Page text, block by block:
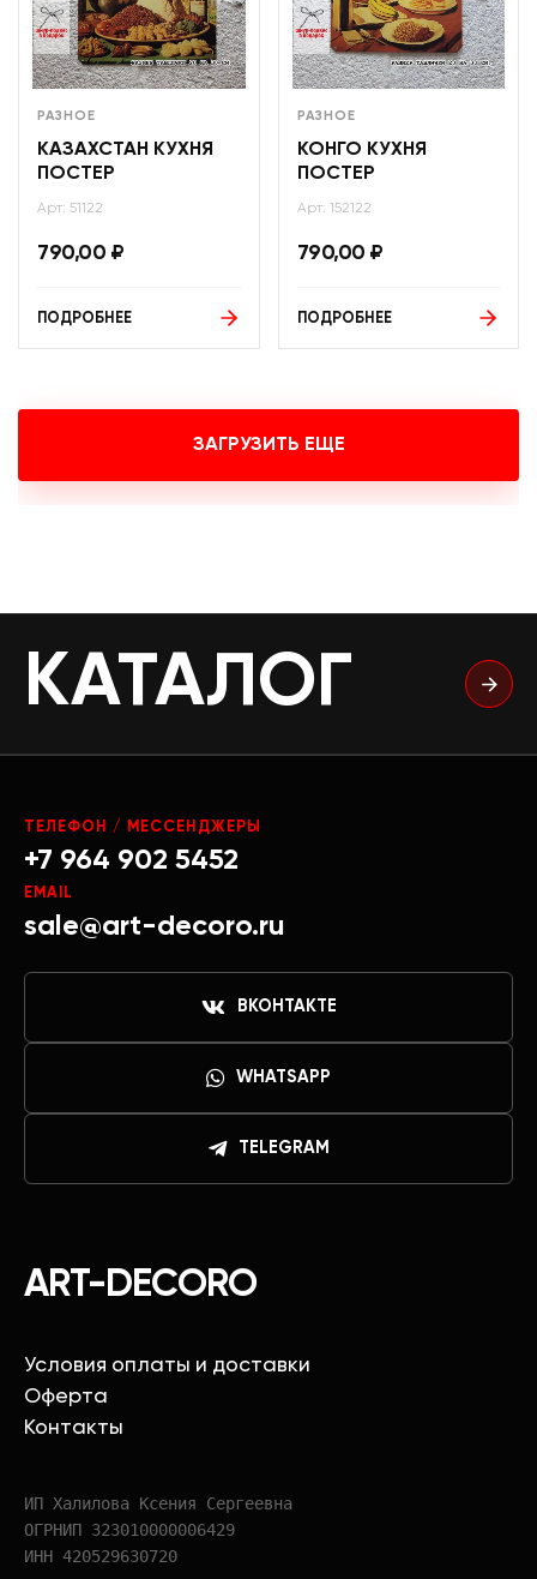
РАЗНОЕ
КАЗАХСТАН КУХНЯ
ПОСТЕР
Арт: 51122
790,00 ₽
ПОДРОБНЕЕ
РАЗНОЕ
КОНГО КУХНЯ
ПОСТЕР
Арт: 152122
790,00 ₽
ПОДРОБНЕЕ
ЗАГРУЗИТЬ ЕЩЕ
КАТАЛОГ
ART-DECORO
Условия оплаты и доставки
Оферта
Контакты
ИП Халилова Ксения Сергеевна
ОГРНИП 323010000006429
ИНН 420529630720
ТЕЛЕФОН / МЕССЕНДЖЕРЫ
+7 964 902 5452
EMAIL
sale@art-decoro.ru
ВКОНТАКТЕ
WHATSAPP
TELEGRAM